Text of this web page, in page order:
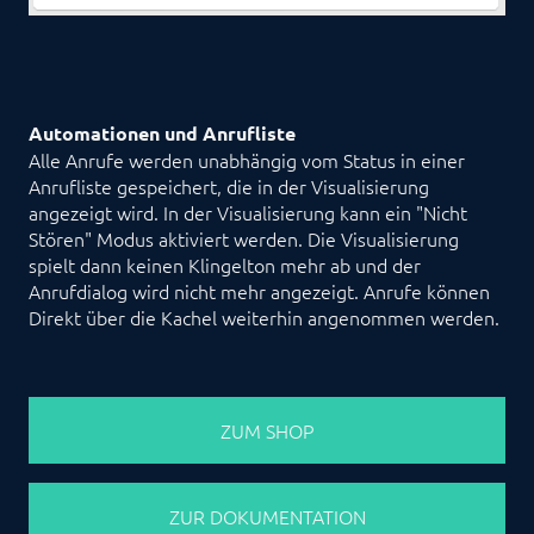
Automationen und Anrufliste
Alle Anrufe werden unabhängig vom Status in einer
Anrufliste gespeichert, die in der Visualisierung
angezeigt wird. In der Visualisierung kann ein "Nicht
Stören" Modus aktiviert werden. Die Visualisierung
spielt dann keinen Klingelton mehr ab und der
Anrufdialog wird nicht mehr angezeigt. Anrufe können
Direkt über die Kachel weiterhin angenommen werden.
ZUM SHOP
ZUR DOKUMENTATION